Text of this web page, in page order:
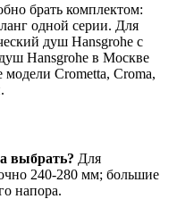
брать комплектом:
одной серии. Для
душ Hansgrohe с
Hansgrohe в Москве
Crometta, Croma,
выбрать? Для
240-280 мм; большие
напора.